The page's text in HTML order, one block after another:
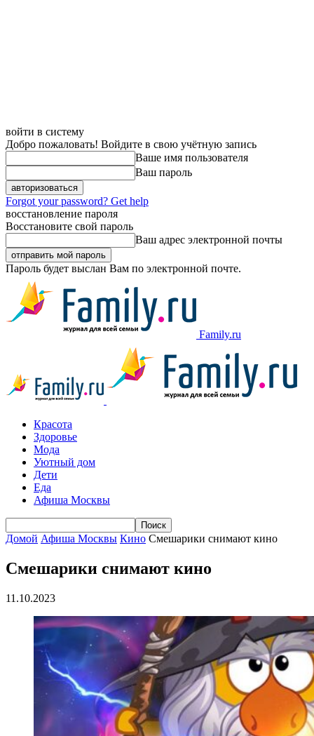
войти в систему
Добро пожаловать! Войдите в свою учётную запись
Ваше имя пользователя
Ваш пароль
Forgot your password? Get help
восстановление пароля
Восстановите свой пароль
Ваш адрес электронной почты
Пароль будет выслан Вам по электронной почте.
Family.ru
Красота
Здоровье
Мода
Уютный дом
Дети
Еда
Афиша Москвы
Домой Афиша Москвы Кино Смешарики снимают кино
Смешарики снимают кино
11.10.2023